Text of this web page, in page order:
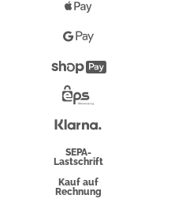
Pay
Google
Pay
Überweisung
SEPA-
Lastschrift
Kauf auf
Rechnung